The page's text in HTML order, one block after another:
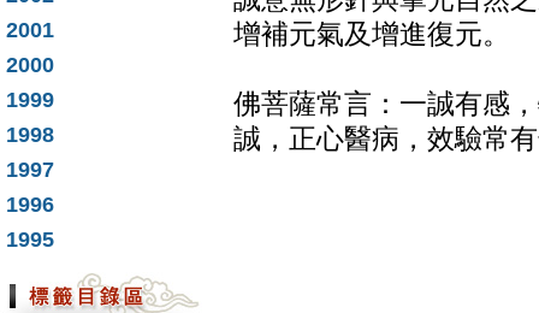
2001
2000
1999
1998
1997
1996
1995
增補元氣及增進復元。
佛菩薩常言：一誠有感
誠，正心醫病，效驗常